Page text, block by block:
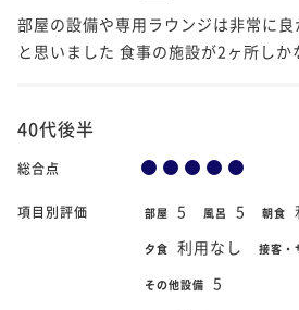
部屋の設備や専用ラウンジは非常に
と思いました 食事の施設が2ヶ所しか
40代後半
総合点
項目別評価 部屋 5 風呂 5 朝食
夕食 利用なし 接客・
その他設備 5